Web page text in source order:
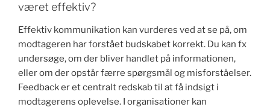
været effektiv?
Effektiv kommunikation kan vurderes ved at se på, om
modtageren har forstået budskabet korrekt. Du kan fx
undersøge, om der bliver handlet på informationen,
eller om der opstår færre spørgsmål og misforståelser.
Feedback er et centralt redskab til at få indsigt i
modtagerens oplevelse. I organisationer kan